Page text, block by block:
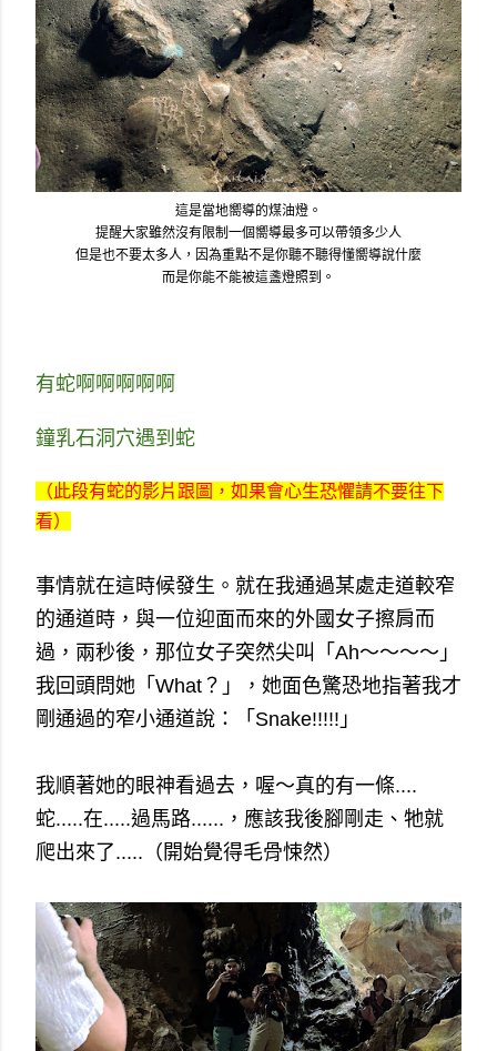
這是當地嚮導的煤油燈。
提醒大家雖然沒有限制一個嚮導最多可以帶領多少人
但是也不要太多人，因為重點不是你聽不聽得懂嚮導說什麼
而是你能不能被這盞燈照到。
有蛇啊啊啊啊啊
鐘乳石洞穴遇到蛇
（此段有蛇的影片跟圖，如果會心生恐懼請不要往下
看）
事情就在這時候發生。就在我通過某處走道較窄
的通道時，與一位迎面而來的外國女子擦肩而
過，兩秒後，那位女子突然尖叫「Ah～～～～」
我回頭問她「What？」，她面色驚恐地指著我才
剛通過的窄小通道說：「Snake!!!!!」
我順著她的眼神看過去，喔～真的有一條....
蛇.....在.....過馬路......，應該我後腳剛走、牠就
爬出來了.....（開始覺得毛骨悚然）